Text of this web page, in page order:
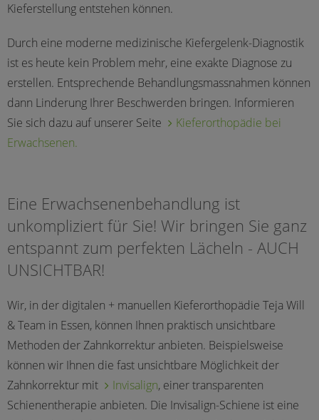
Kieferstellung entstehen können.
Durch eine moderne medizinische Kiefergelenk-Diagnostik
ist es heute kein Problem mehr, eine exakte Diagnose zu
erstellen. Entsprechende Behandlungsmassnahmen können
dann Linderung Ihrer Beschwerden bringen. Informieren
Sie sich dazu auf unserer Seite
Kieferorthopädie bei
Erwachsenen.
Eine Erwachsenenbehandlung ist
unkompliziert für Sie! Wir bringen Sie ganz
entspannt zum perfekten Lächeln - AUCH
UNSICHTBAR!
Wir, in der digitalen + manuellen Kieferorthopädie Teja Will
& Team in Essen, können Ihnen praktisch unsichtbare
Methoden der Zahnkorrektur anbieten. Beispielsweise
können wir Ihnen die fast unsichtbare Möglichkeit der
Zahnkorrektur mit
Invisalign, einer transparenten
Schienentherapie anbieten. Die Invisalign-Schiene ist eine